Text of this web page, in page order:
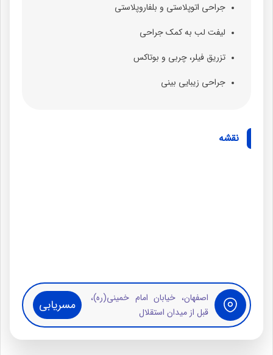
جراحی اتوپلاستی و بلفاروپلاستی
لیفت لب به کمک جراحی
تزریق فیلر، چربی و بوتاکس
جراحی زیبایی بینی
نقشه
اصفهان، خیابان امام خمینی(ره)،
قبل از میدان استقلال
مسریابی